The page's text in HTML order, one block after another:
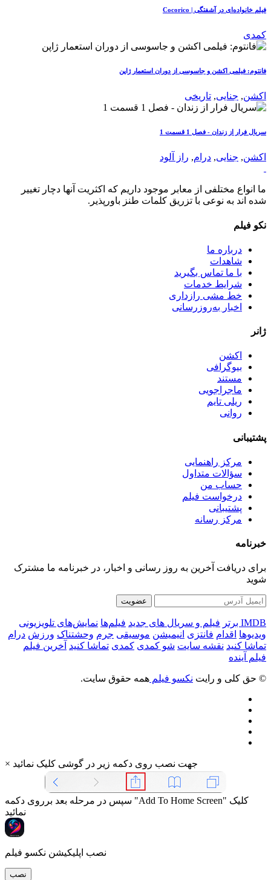
فیلم خانواده‌ای در آشفتگی | Cocorico
کمدی
فانتوم: فیلمی اکشن و جاسوسی از دوران استعمار ژاپن
اکشن, جنایی, تاریخی
سریال فرار از زندان - فصل 1 قسمت 1
اکشن, جنایی, درام, راز آلود
ما انواع مختلفی از معابر موجود داریم که اکثریت آنها دچار تغییر
شده اند به نوعی با تزریق کلمات طنز باورپذیر.
نکو فیلم
درباره ما
شاهدات
با ما تماس بگیرید
شرایط خدمات
خط مشی رازداری
اخبار به‌روزرسانی
ژانر
اکشن
بیوگرافی
مستند
ماجراجویی
ریلی تایم
روانی
پشتیبانی
مرکز راهنمایی
سؤالات متداول
حساب من
درخواست فیلم
پشتیبانی
مرکز رسانه
خبرنامه
برای دریافت آخرین به روز رسانی و اخبار، در خبرنامه ما مشترک
شوید
عضویت
IMDB برتر فیلم و سریال های جدید فیلم‌ها نمایش‌های تلویزیونی
ویدیوها اقدام فانتزی انیمیشن موسیقی جرم وحشتناک ورزش درام
تماشا کنید نقشه سایت شو کمدی کمدی تماشا کنید آخرین فیلم
فیلم آینده
© حق کلی و رایت نکسو فیلم همه حقوق سایت.
× جهت نصب روی دکمه زیر در گوشی کلیک نمائید
سپس در مرحله بعد برروی دکمه "Add To Home Screen" کلیک
نمائید
نصب اپلیکیشن نکسو فیلم
نصب